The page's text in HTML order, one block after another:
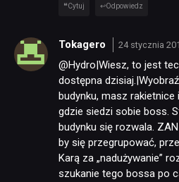
Cytuj Odpowiedz
Tokagero 24 stycznia
@Hydro|Wiesz, to jest
dostępna
budynku, masz
gdzie siedzi sobie boss.
budynku się rozwala.
by się przegrupować,
Karą za „nadużywanie”
szukanie tego bossa po